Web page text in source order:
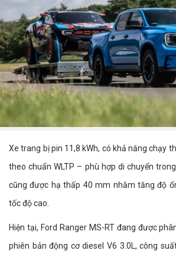
Xe trang bị pin 11,8 kWh, có khả năng chạy
theo chuẩn WLTP – phù hợp di chuyển
cũng được hạ thấp 40 mm nhằm tăng độ
tốc độ cao.
Hiện tại, Ford Ranger MS-RT đang được
phiên bản động cơ diesel V6 3.0L, công